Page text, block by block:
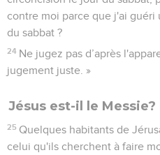
contre moi parce que j'ai
du sabbat ?
24 Ne jugez pas d’après
jugement juste. »
Jésus est-il le Messie?
25 Quelques habitants de
celui qu'ils cherchent à faire